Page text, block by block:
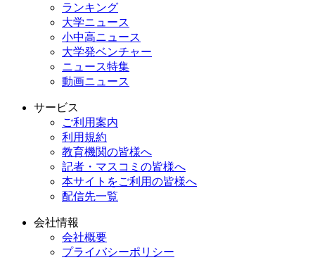
ランキング
大学ニュース
小中高ニュース
大学発ベンチャー
ニュース特集
動画ニュース
サービス
ご利用案内
利用規約
教育機関の皆様へ
記者・マスコミの皆様へ
本サイトをご利用の皆様へ
配信先一覧
会社情報
会社概要
プライバシーポリシー